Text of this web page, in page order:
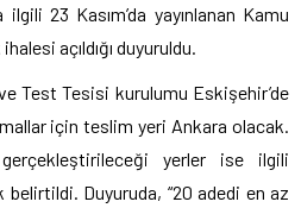
23 Kasım’da yayınlanan Kamu
açıldığı duyuruldu.
Test Tesisi kurulumu Eskişehir’de
için teslim yeri Ankara olacak.
yerler ise ilgili
belirtildi. Duyuruda, “20 adedi en az